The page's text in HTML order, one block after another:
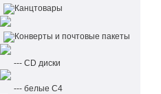
Канцтовары
Конверты и почтовые пакеты
--- CD диски
--- белые С4